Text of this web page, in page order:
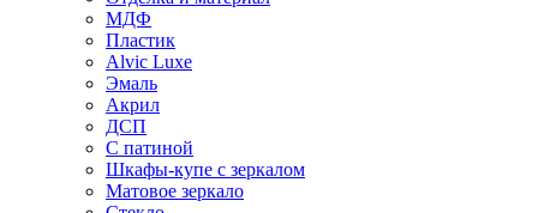
МДФ
Пластик
Alvic Luxe
Эмаль
Акрил
ДСП
С патиной
Шкафы-купе с зеркалом
Матовое зеркало